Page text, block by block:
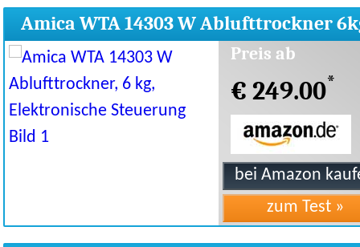
Amica WTA 14303 W Ablufttrockner
Elekt. Steuerung
Preis ab
€ 249.00*